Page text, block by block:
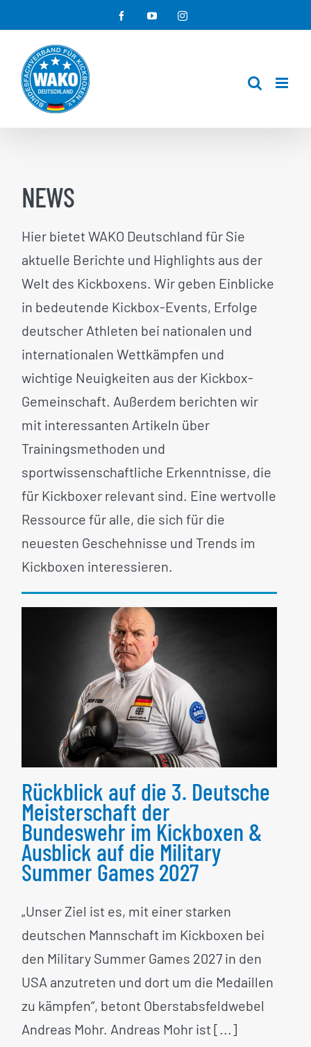
Inhalt
springen
FacebookYouTubeInstagram
NEWS
Hier bietet WAKO Deutschland für Sie
aktuelle Berichte und Highlights aus der
Welt des Kickboxens. Wir geben Einblicke
in bedeutende Kickbox-Events, Erfolge
deutscher Athleten bei nationalen und
internationalen Wettkämpfen und
wichtige Neuigkeiten aus der Kickbox-
Gemeinschaft. Außerdem berichten wir
mit interessanten Artikeln über
Trainingsmethoden und
sportwissenschaftliche Erkenntnisse, die
für Kickboxer relevant sind. Eine wertvolle
Ressource für alle, die sich für die
neuesten Geschehnisse und Trends im
Kickboxen interessieren.
Rückblick auf die 3.
Deutsche Meisterschaft
der Bundeswehr im
Kickboxen & Ausblick auf
die Military Summer
Games 2027
Rückblick auf die 3. Deutsche
Meisterschaft der
Bundeswehr im Kickboxen &
Ausblick auf die Military
Summer Games 2027
„Unser Ziel ist es, mit einer starken
deutschen Mannschaft im Kickboxen bei
den Military Summer Games 2027 in den
USA anzutreten und dort um die Medaillen
zu kämpfen“, betont Oberstabsfeldwebel
Andreas Mohr. Andreas Mohr ist [...]